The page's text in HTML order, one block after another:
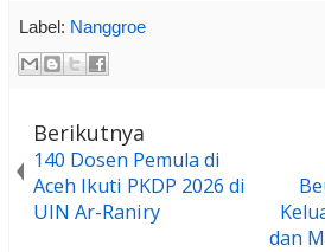
Label: Nanggroe
Berikutnya
140 Dosen Pemula di
Aceh Ikuti PKDP 2026 di
UIN Ar-Raniry
dan